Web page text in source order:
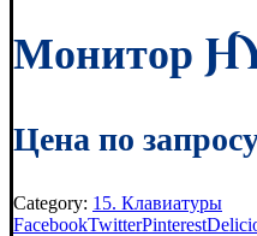
Монитор
Цена по
Category: 15. Клавиатуры
FacebookTwitterPinterest